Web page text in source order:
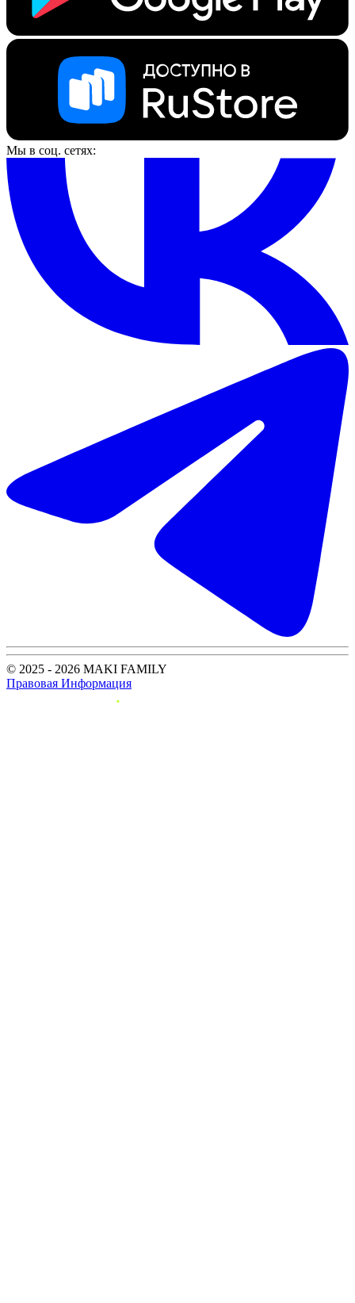
Мы в соц. сетях:
© 2025 - 2026 MAKI FAMILY
Правовая Информация